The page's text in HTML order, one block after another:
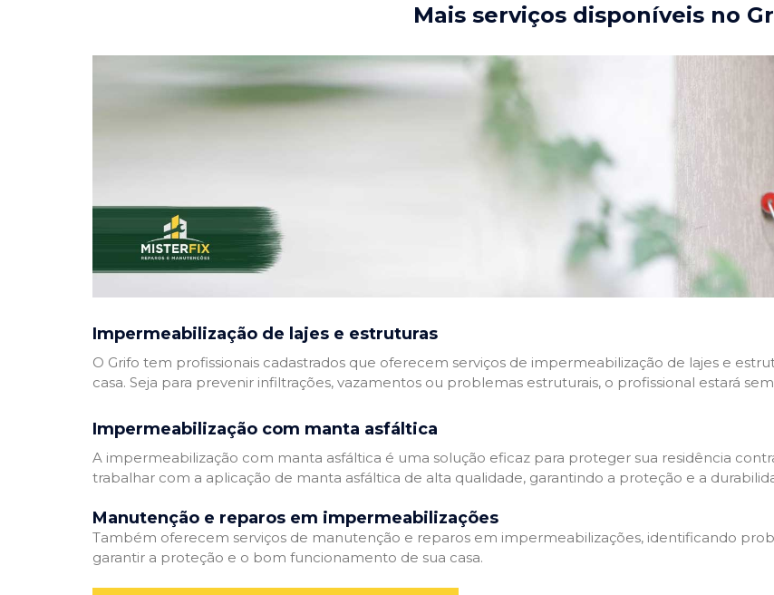
Mais serviços disponíveis no
Impermeabilização de lajes e estruturas
O Grifo tem profissionais cadastrados que oferecem serviços de impermeabilização de lajes e
casa. Seja para prevenir infiltrações, vazamentos ou problemas estruturais, o profissional estará
Impermeabilização com manta asfáltica
A impermeabilização com manta asfáltica é uma solução eficaz para proteger sua residência
trabalhar com a aplicação de manta asfáltica de alta qualidade, garantindo a proteção e a
Manutenção e reparos em impermeabilizações
Também oferecem serviços de manutenção e reparos em impermeabilizações, identificando
garantir a proteção e o bom funcionamento de sua casa.